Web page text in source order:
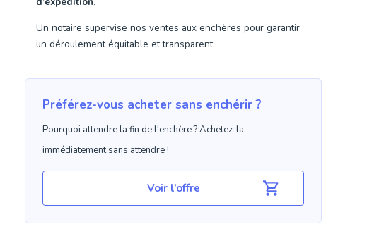
Un notaire supervise nos ventes aux enchères pour garantir
un déroulement équitable et transparent.
Préférez-vous acheter sans enchérir ?
Pourquoi attendre la fin de l'enchère ? Achetez-la
immédiatement sans attendre !
Voir l’offre